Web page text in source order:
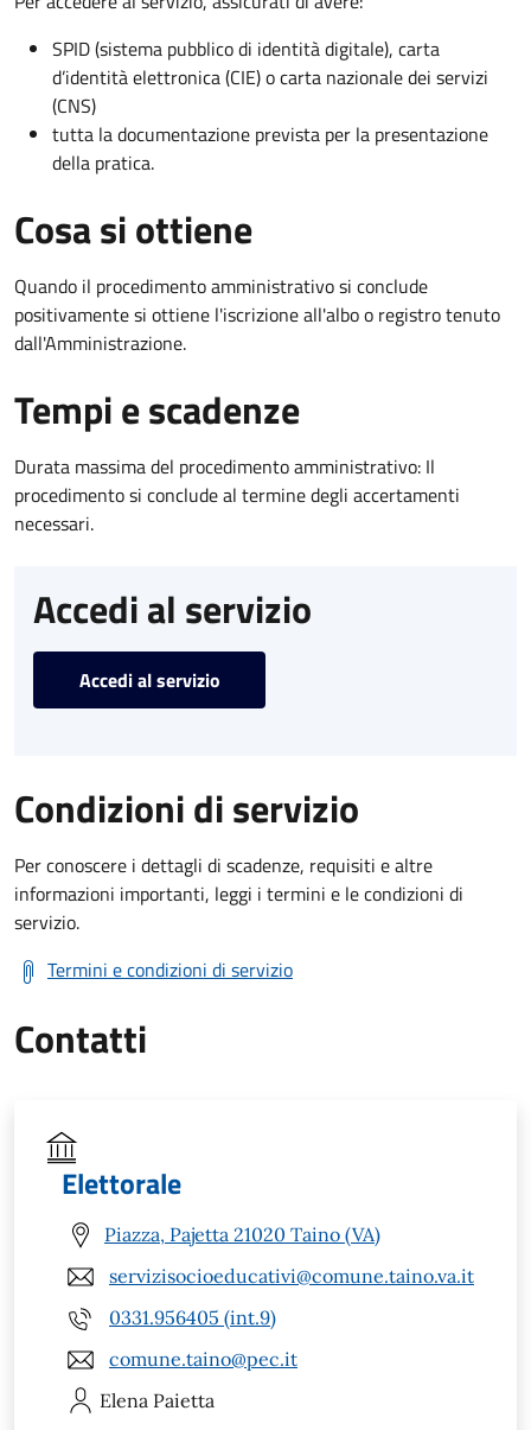
SPID (sistema pubblico di identità digitale), carta
d’identità elettronica (CIE) o carta nazionale dei servizi
(CNS)
tutta la documentazione prevista per la presentazione
della pratica.
Cosa si ottiene
Quando il procedimento amministrativo si conclude
positivamente si ottiene l'iscrizione all'albo o registro tenuto
dall'Amministrazione.
Tempi e scadenze
Durata massima del procedimento amministrativo: Il
procedimento si conclude al termine degli accertamenti
necessari.
Accedi al servizio
Accedi al servizio
Condizioni di servizio
Per conoscere i dettagli di scadenze, requisiti e altre
informazioni importanti, leggi i termini e le condizioni di
servizio.
Termini e condizioni di servizio
Contatti
Elettorale
Piazza, Pajetta 21020 Taino (VA)
servizisocioeducativi@comune.taino.va.it
0331.956405 (int.9)
comune.taino@pec.it
Elena Paietta